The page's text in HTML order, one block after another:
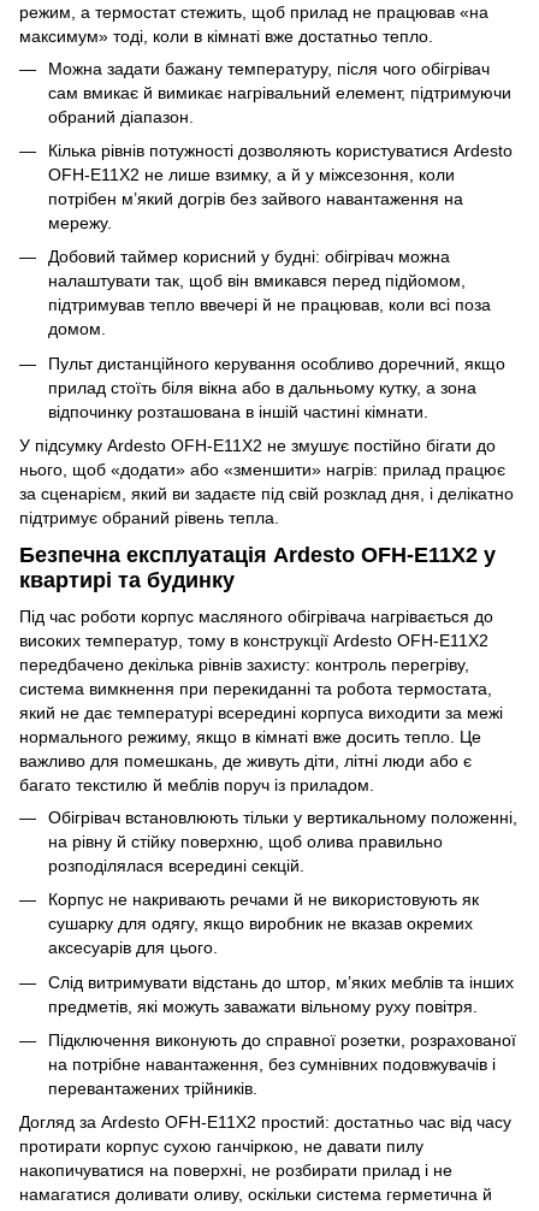
режим, а термостат стежить, щоб прилад не працював «на
максимум» тоді, коли в кімнаті вже достатньо тепло.
Можна задати бажану температуру, після чого обігрівач
сам вмикає й вимикає нагрівальний елемент, підтримуючи
обраний діапазон.
Кілька рівнів потужності дозволяють користуватися Ardesto
OFH-E11X2 не лише взимку, а й у міжсезоння, коли
потрібен м’який догрів без зайвого навантаження на
мережу.
Добовий таймер корисний у будні: обігрівач можна
налаштувати так, щоб він вмикався перед підйомом,
підтримував тепло ввечері й не працював, коли всі поза
домом.
Пульт дистанційного керування особливо доречний, якщо
прилад стоїть біля вікна або в дальньому кутку, а зона
відпочинку розташована в іншій частині кімнати.
У підсумку Ardesto OFH-E11X2 не змушує постійно бігати до
нього, щоб «додати» або «зменшити» нагрів: прилад працює
за сценарієм, який ви задаєте під свій розклад дня, і делікатно
підтримує обраний рівень тепла.
Безпечна експлуатація Ardesto OFH-E11X2 у
квартирі та будинку
Під час роботи корпус масляного обігрівача нагрівається до
високих температур, тому в конструкції Ardesto OFH-E11X2
передбачено декілька рівнів захисту: контроль перегріву,
система вимкнення при перекиданні та робота термостата,
який не дає температурі всередині корпуса виходити за межі
нормального режиму, якщо в кімнаті вже досить тепло. Це
важливо для помешкань, де живуть діти, літні люди або є
багато текстилю й меблів поруч із приладом.
Обігрівач встановлюють тільки у вертикальному положенні,
на рівну й стійку поверхню, щоб олива правильно
розподілялася всередині секцій.
Корпус не накривають речами й не використовують як
сушарку для одягу, якщо виробник не вказав окремих
аксесуарів для цього.
Слід витримувати відстань до штор, м’яких меблів та інших
предметів, які можуть заважати вільному руху повітря.
Підключення виконують до справної розетки, розрахованої
на потрібне навантаження, без сумнівних подовжувачів і
перевантажених трійників.
Догляд за Ardesto OFH-E11X2 простий: достатньо час від часу
протирати корпус сухою ганчіркою, не давати пилу
накопичуватися на поверхні, не розбирати прилад і не
намагатися доливати оливу, оскільки система герметична й